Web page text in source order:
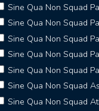
Sine Qua Non Squad
Sine Qua Non Squad
Sine Qua Non Squad
Sine Qua Non Squad
Sine Qua Non Squad
Sine Qua Non Squad
Sine Qua Non Squad